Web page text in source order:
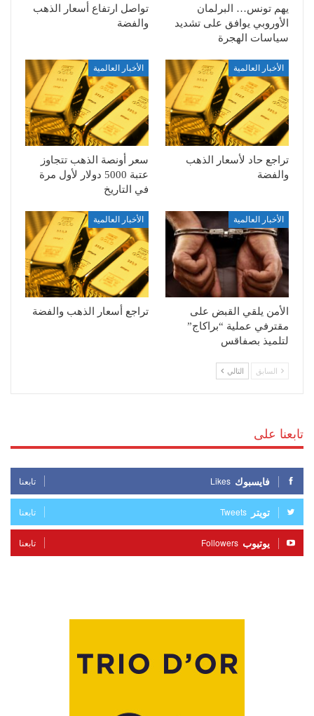
يهم تونس… البرلمان
الأوروبي يوافق على تشديد
سياسات الهجرة
تواصل ارتفاع أسعار الذهب
والفضة
الأخبار العالمية
تراجع حاد لأسعار الذهب
والفضة
الأخبار العالمية
سعر أونصة الذهب تتجاوز
عتبة 5000 دولار لأول مرة
في التاريخ
الأخبار العالمية
الأمن يلقي القبض على
مقترفي عملية “براكاج”
لتلميذ بصفاقس
الأخبار العالمية
تراجع أسعار الذهب والفضة
السابق التالي
تابعنا على
فايسبوك Likes تابعنا
تويتر Tweets تابعنا
يوتيوب Followers تابعنا